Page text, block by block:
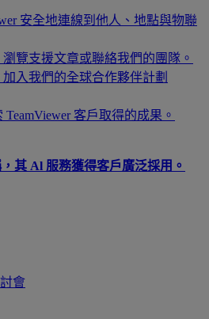
安全地連線到他人、地點與物聯
瀏覽支援文章或聯絡我們的團隊。
加入我們的全球合作夥伴計劃
TeamViewer 客戶取得的成果。
其 Al 服務獲得客戶廣泛採用。
會